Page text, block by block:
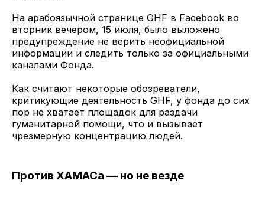
На арабоязычной странице GHF в Facebook во
вторник вечером, 15 июля, было выложено
предупреждение не верить неофициальной
информации и следить только за официальными
каналами Фонда.
Как считают некоторые обозреватели,
критикующие деятельность GHF, у фонда до сих
пор не хватает площадок для раздачи
гуманитарной помощи, что и вызывает
чрезмерную концентрацию людей.
Против ХАМАСа — но не везде